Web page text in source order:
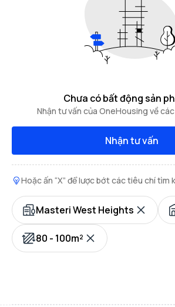
Chưa có bất động sản
Nhận tư vấn của OneHousing về
Nhận tư vấn
Hoặc ấn “X” để lược bớt các tiêu chí tìm
Masteri West Heights
80 - 100m²